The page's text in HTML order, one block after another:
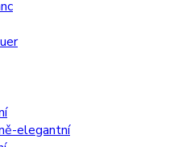
elegantní